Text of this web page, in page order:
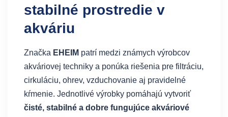
stabilné prostredie v
akváriu
Značka EHEIM patrí medzi známych výrobcov
akváriovej techniky a ponúka riešenia pre filtráciu,
cirkuláciu, ohrev, vzduchovanie aj pravidelné
kŕmenie. Jednotlivé výrobky pomáhajú vytvoriť
čisté, stabilné a dobre fungujúce akváriové